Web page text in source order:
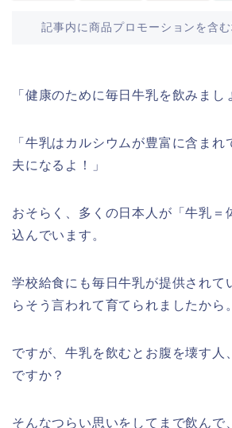
記事内に商品プロモーションを含
「健康のために毎日牛乳を飲みまし
「牛乳はカルシウムが豊富に含まれ
夫になるよ！」
おそらく、多くの日本人が「牛乳＝
込んでいます。
学校給食にも毎日牛乳が提供されて
らそう言われて育てられましたから。
ですが、牛乳を飲むとお腹を壊す人
ですか？
そんなつらい思いをしてまで飲んで